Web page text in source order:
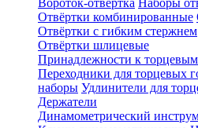
Вороток-отвёртка Наборы
Отвёртки комбинированные
Отвёртки с гибким стержнем
Отвёртки шлицевые
Принадлежности к
Переходники для торцевых
наборы Удлинители для
Держатели
Динамометрический